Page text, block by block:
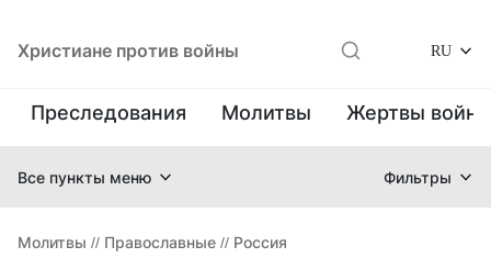
Христиане против войны RU
Преследования Молитвы Жертвы
Все пункты меню Фильтры
Молитвы // Православные // Россия